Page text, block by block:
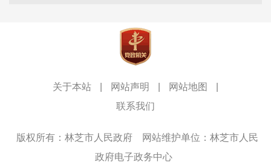
关于本站 网站声明 网站地图
联系我们
版权所有：林芝市人民政府
网站维护单位：林芝市人民
政府电子政务中心